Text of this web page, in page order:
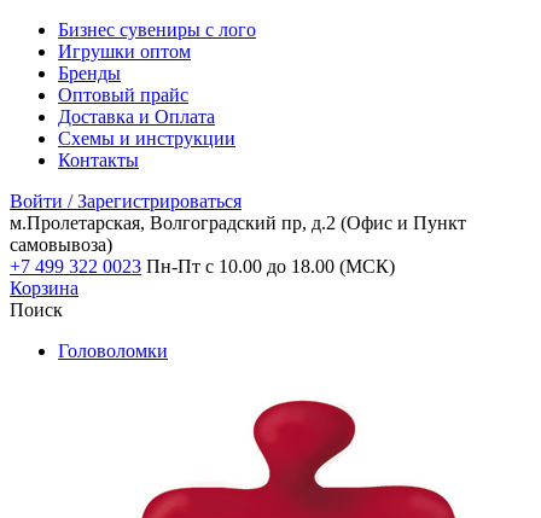
Бизнес сувениры с лого
Игрушки оптом
Бренды
Оптовый прайс
Доставка и Оплата
Схемы и инструкции
Контакты
Войти / Зарегистрироваться
м.Пролетарская, Волгоградский пр, д.2 (Офис и Пункт
самовывоза)
+7 499 322 0023 Пн-Пт с 10.00 до 18.00 (МСК)
Корзина
Поиск
Головоломки